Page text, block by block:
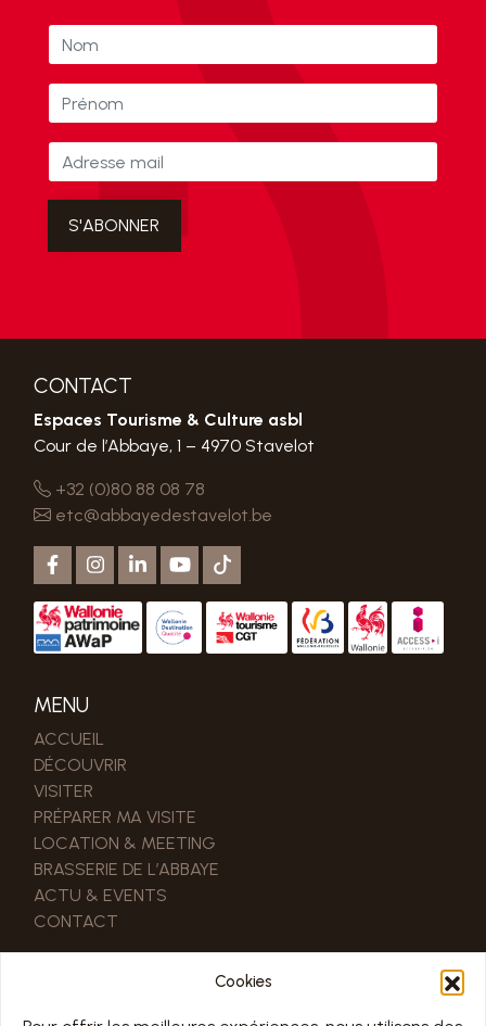
Cookies
CONTACT
Espaces Tourisme & Culture asbl
Cour de l’Abbaye, 1 – 4970 Stavelot
+32 (0)80 88 08 78
etc@abbayedestavelot.be
MENU
ACCUEIL
DÉCOUVRIR
VISITER
PRÉPARER MA VISITE
LOCATION & MEETING
BRASSERIE DE L’ABBAYE
ACTU & EVENTS
CONTACT